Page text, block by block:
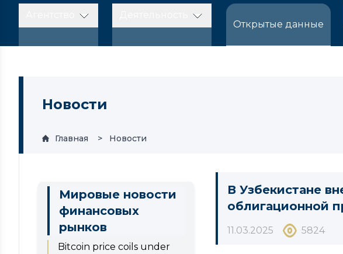
Открытые данные
Новости
Главная Новости
Мировые новости
финансовых
рынков
Bitcoin price coils under
В Узбекистане
облигационной
11.03.2025 5824